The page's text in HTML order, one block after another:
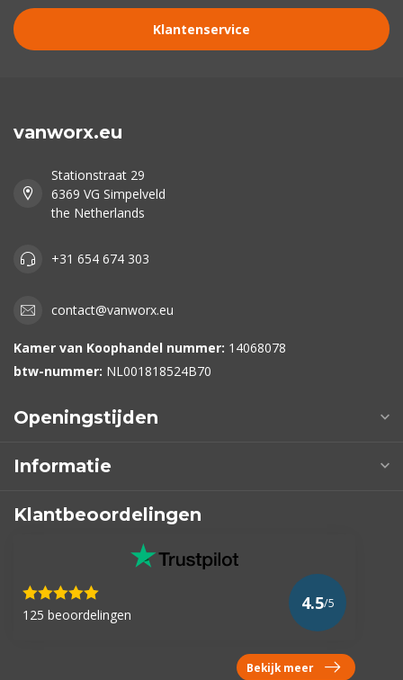
Klantenservice
vanworx.eu
Stationstraat 29
6369 VG Simpelveld
the Netherlands
+31 654 674 303
contact@vanworx.eu
Kamer van Koophandel nummer: 14068078
btw-nummer: NL001818524B70
Openingstijden
Informatie
Klantbeoordelingen
125 beoordelingen
4.5/5
Bekijk meer